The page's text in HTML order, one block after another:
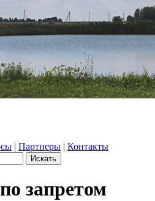
| Партнеры | Контакты
запретом